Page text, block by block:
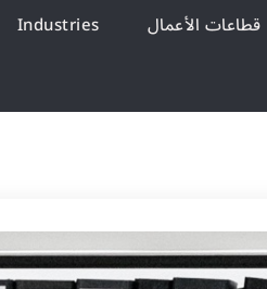
Industries قطاعات الأعمال